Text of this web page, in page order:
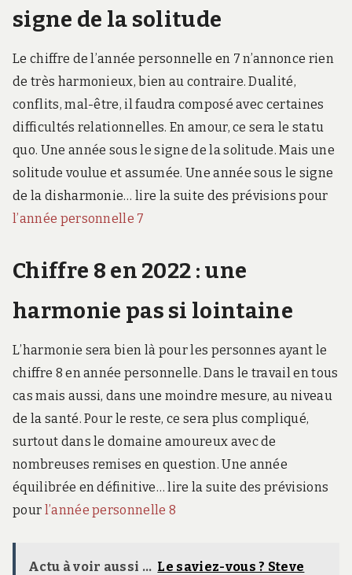
signe de la solitude
Le chiffre de l’année personnelle en 7 n’annonce rien
de très harmonieux, bien au contraire. Dualité,
conflits, mal-être, il faudra composé avec certaines
difficultés relationnelles. En amour, ce sera le statu
quo. Une année sous le signe de la solitude. Mais une
solitude voulue et assumée. Une année sous le signe
de la disharmonie… lire la suite des prévisions pour
l’année personnelle 7
Chiffre 8 en 2022 : une
harmonie pas si lointaine
L’harmonie sera bien là pour les personnes ayant le
chiffre 8 en année personnelle. Dans le travail en tous
cas mais aussi, dans une moindre mesure, au niveau
de la santé. Pour le reste, ce sera plus compliqué,
surtout dans le domaine amoureux avec de
nombreuses remises en question. Une année
équilibrée en définitive… lire la suite des prévisions
pour l’année personnelle 8
Actu à voir aussi ... Le saviez-vous ? Steve